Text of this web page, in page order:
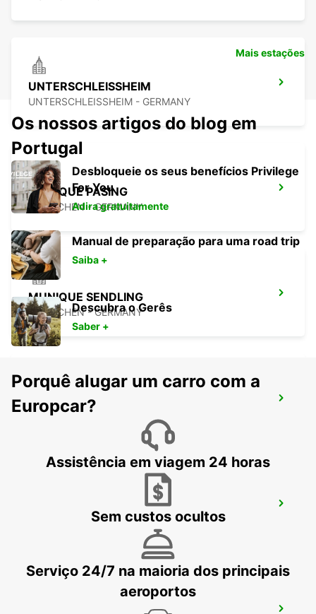
UNTERSCHLEISSHEIM
UNTERSCHLEISSHEIM - GERMANY
MUNIQUE PASING
MUENCHEN - GERMANY
MUNIQUE SENDLING
MUENCHEN - GERMANY
AEROPORTO DE MUNIQUE
MUENCHEN FLUGHAFEN - GERMANY
ERDING - GERMANY
Mais estações
Os nossos artigos do blog em
Portugal
Desbloqueie os seus benefícios Privilege
For You
Adira gratuitamente
Manual de preparação para uma road trip
Saiba +
Descubra o Gerês
Saber +
Porquê alugar um carro com a
Europcar?
Assistência em viagem 24 horas
Sem custos ocultos
Serviço 24/7 na maioria dos principais
aeroportos